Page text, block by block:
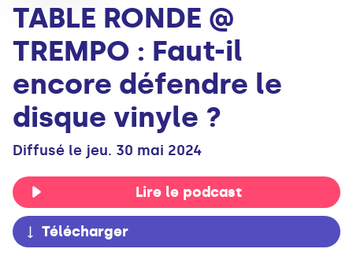
TABLE RONDE @
TREMPO : Faut-il
encore défendre le
disque vinyle ?
Diffusé le jeu. 30 mai 2024
Lire le podcast
Télécharger